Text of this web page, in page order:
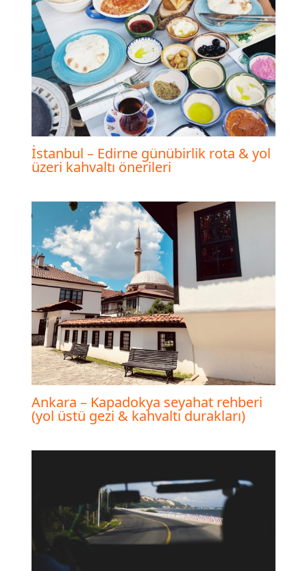
İstanbul – Edirne günübirlik rota & yol
üzeri kahvaltı önerileri
Ankara – Kapadokya seyahat rehberi
(yol üstü gezi & kahvaltı durakları)